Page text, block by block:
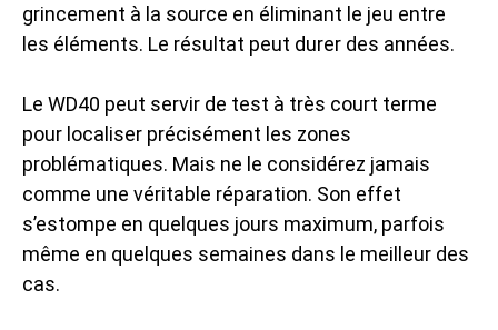
grincement à la source en éliminant le jeu entre
les éléments. Le résultat peut durer des années.
Le WD40 peut servir de test à très court terme
pour localiser précisément les zones
problématiques. Mais ne le considérez jamais
comme une véritable réparation. Son effet
s’estompe en quelques jours maximum, parfois
même en quelques semaines dans le meilleur des
cas.